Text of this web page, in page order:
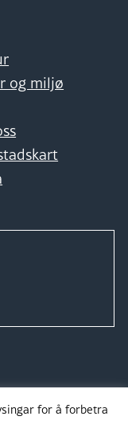
og miljø
for å forbetra